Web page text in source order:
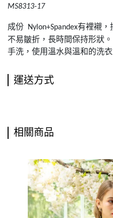
MS8313-17
成份 Nylon+Spandex有裡襯，
不易皺折，長時間保持形狀。
手洗，使用溫水與溫和的洗
運送方式
相關商品